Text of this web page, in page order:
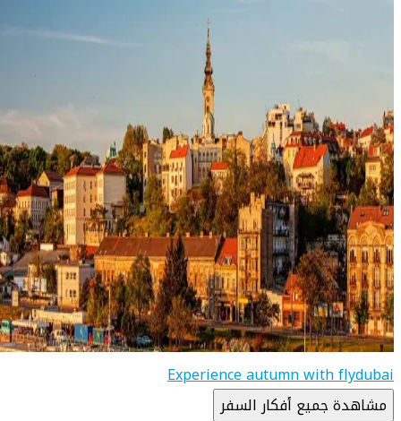
Experience autumn with flydubai
مشاهدة جميع أفكار السفر